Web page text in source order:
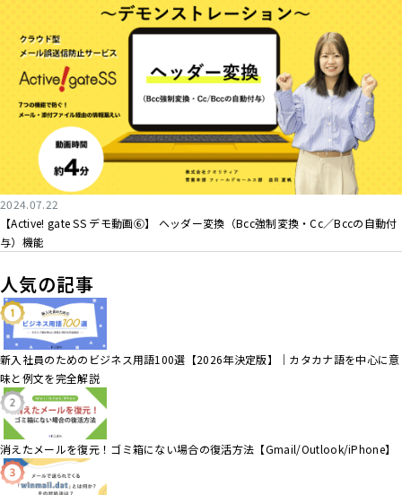
2024.07.22
【Active! gate SS デモ動画⑥】 ヘッダー変換（Bcc強制変換・Cc／Bccの自動付
与）機能
人気の記事
新入社員のためのビジネス用語100選【2026年決定版】｜カタカナ語を中心に意
味と例文を完全解説
消えたメールを復元！ゴミ箱にない場合の復活方法【Gmail/Outlook/iPhone】